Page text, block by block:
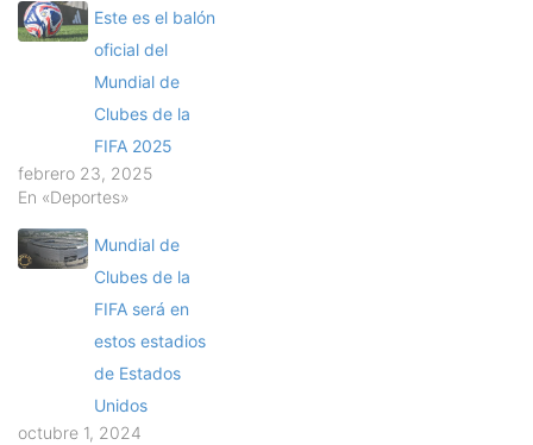
Este es el balón
oficial del
Mundial de
Clubes de la
FIFA 2025
febrero 23, 2025
En «Deportes»
Mundial de
Clubes de la
FIFA será en
estos estadios
de Estados
Unidos
octubre 1, 2024